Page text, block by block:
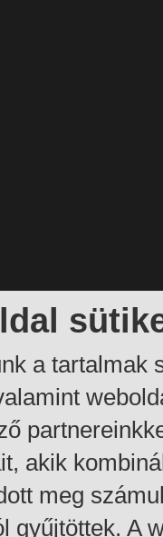
a tartalmak
akik
meg
gyűjtöttek. A